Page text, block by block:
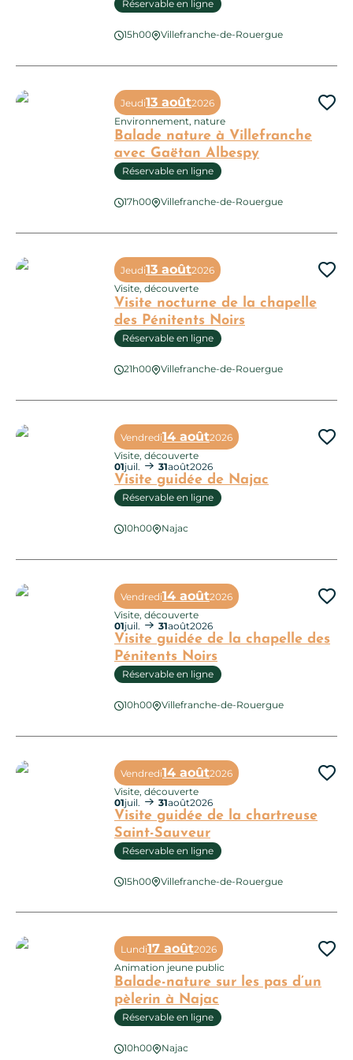
Réservable en ligne
15h00 Villefranche-de-Rouergue
Visite sensorielle de Villefranche de Rouergue
Balade nature à Villefranche
avec Gaëtan Albespy
Réservable en ligne
17h00 Villefranche-de-Rouergue
Jeudi13 août2026
Environnement, nature
Balade nature à Villefranche avec Gaëtan Albespy
Visite nocturne de la chapelle
des Pénitents Noirs
Réservable en ligne
21h00 Villefranche-de-Rouergue
Jeudi13 août2026
Visite, découverte
Visite nocturne de la chapelle des Pénitents Noirs
Visite guidée de Najac
Réservable en ligne
10h00 Najac
Vendredi14 août2026
Visite, découverte
01juil. 31août2026
Visite guidée de la chapelle des
Pénitents Noirs
Réservable en ligne
10h00 Villefranche-de-Rouergue
Vendredi14 août2026
Visite, découverte
01juil. 31août2026
Visite guidée de la chapelle des Pénitents Noirs
Visite guidée de la chartreuse
Saint-Sauveur
Réservable en ligne
15h00 Villefranche-de-Rouergue
Vendredi14 août2026
Visite, découverte
01juil. 31août2026
Visite guidée de la chartreuse Saint-Sauveur
Balade-nature sur les pas d’un
pèlerin à Najac
Réservable en ligne
10h00 Najac
Lundi17 août2026
Animation jeune public
Balade-nature sur les pas d’un pèlerin à Najac